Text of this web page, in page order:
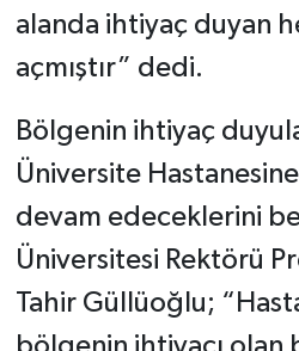
alanda ihtiyaç duyan
açmıştır” dedi.
Bölgenin ihtiyaç
Üniversite
devam edeceklerini
Üniversitesi Rektörü
Tahir Güllüoğlu;